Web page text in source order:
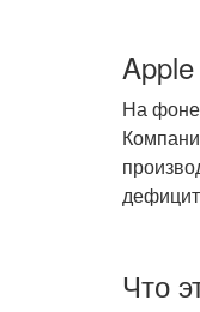
На фоне
Что